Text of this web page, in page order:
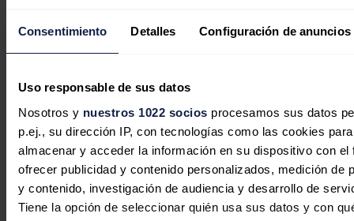
Consentimiento Detalles Configuración de anuncios
Uso responsable de sus datos
Nosotros y nuestros 1022 socios procesamos sus datos
p.ej., su dirección IP, con tecnologías como las cookies para
almacenar y acceder la información en su dispositivo con el
ofrecer publicidad y contenido personalizados, medición de
y contenido, investigación de audiencia y desarrollo de
Tiene la opción de seleccionar quién usa sus datos y con
matriculaciones de vehículos en julio